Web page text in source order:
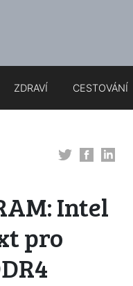
ZDRAVÍ CESTOVÁNÍ
Intel
pro